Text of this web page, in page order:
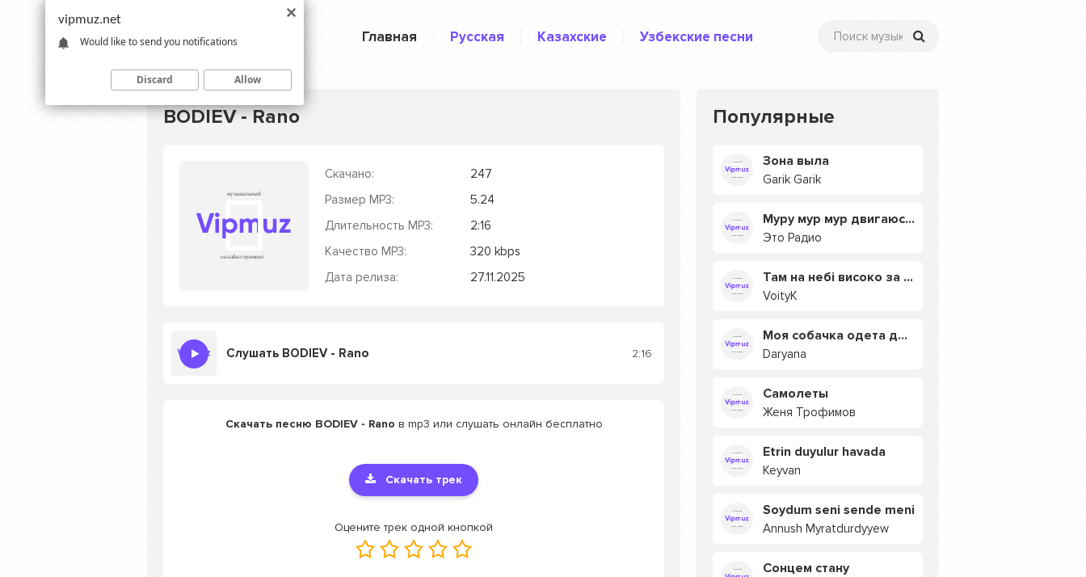
Главная Русская Казахские Узбекские песни
BODIEV - Rano
Скачано:
247
Размер MP3:
5.24
Длительность MP3:
2:16
Качество MP3:
320 kbps
Дата релиза:
27.11.2025
Слушать BODIEV - Rano 2:16
Скачать песню BODIEV - Rano в mp3 или слушать онлайн бесплатно
Скачать трек
Оцените трек одной кнопкой
Популярные
Зона выла
Garik Garik
Муру мур мур двигаюсь на мурмулях
Это Радио
Там на небі високо за хмарами
VoityK
Моя собачка одета дороже тебя
Daryana
Самолеты
Женя Трофимов
Etrin duyulur havada
Keyvan
Soydum seni sende meni
Annush Myratdurdyyew
Сонцем стану
vipmuz.net
Would like to send you notifications
Discard Allow